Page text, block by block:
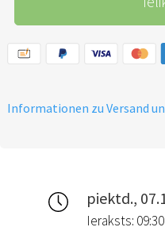
Samstag - Getränke
am Samstag an der Café-
gekauft werden
Informationen zu Versand
piektd.,
Ieraksts: 09:30